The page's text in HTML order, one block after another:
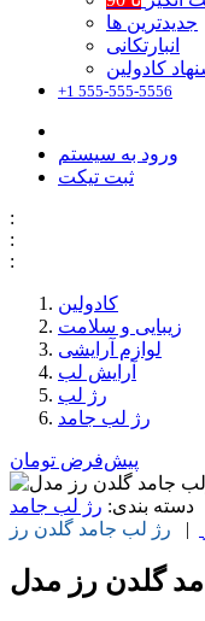
جدیدترین ها
انبارتکانی
کادولین
+1 555-555-5556
ورود به سیستم
ثبت تیکت
:
:
:
کادولین
زیبایی و سلامت
لوازم آرایشی
آرایش لب
رژ لب
رژ لب جامد
پیش‌فرض تومان
دسته بندی: رژ لب جامد
| رژ لب جامد گلدن رز